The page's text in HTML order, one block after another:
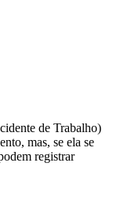
de Trabalho)
mas, se ela se
registrar